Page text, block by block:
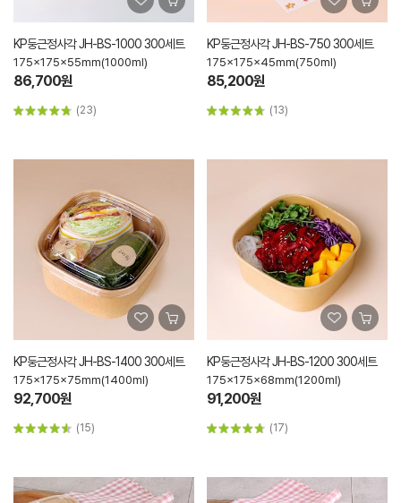
KP둥근정사각 JH-BS-1000 300세트
175x175x55mm(1000ml)
86,700원
(23)
KP둥근정사각 JH-BS-750 300세트
175x175x45mm(750ml)
85,200원
(13)
KP둥근정사각 JH-BS-1400 300세트
175x175x75mm(1400ml)
92,700원
(15)
KP둥근정사각 JH-BS-1200 300세트
175x175x68mm(1200ml)
91,200원
(17)